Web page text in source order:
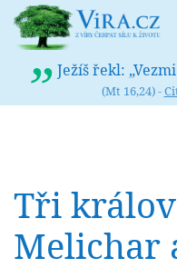
Ježíš řekl:
(Mt 16,24) -
Tři
Melichar